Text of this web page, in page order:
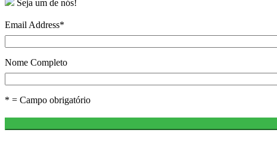
Seja um de nós!
Email Address*
Nome Completo
* = Campo obrigatório